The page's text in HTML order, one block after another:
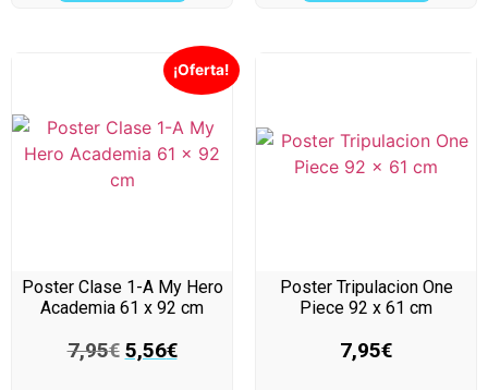
¡Oferta!
Poster Clase 1-A My Hero
Academia 61 x 92 cm
7,95€ 5,56€
Poster Tripulacion One
Piece 92 x 61 cm
7,95€